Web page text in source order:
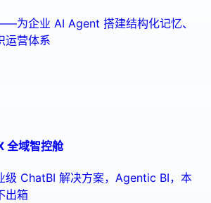
为企业 AI Agent 搭建结构化记忆、
运营体系
全域智控舱
级 ChatBI 解决方案，Agentic BI，本
出箱